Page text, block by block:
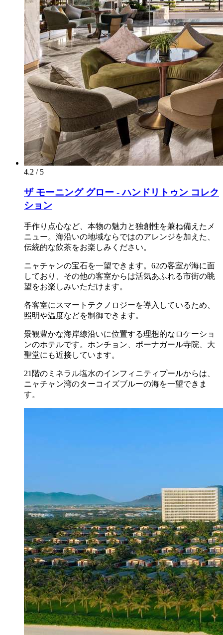
4.2 / 5
ザ モーニング グロー - ハンドリトゥン コレク
ション
手作り点心など、本物の魅力と独創性を兼ね備えたメ
ニュー。海沿いの地域ならではのアレンジを加えた、
伝統的な飲茶をお楽しみください。
ニャチャンの宝石を一望できます。62の客室が海に面
しており、その他の客室からは活気あふれる市街の眺
望をお楽しみいただけます。
各客室にスマートテクノロジーを導入しているため、
照明や温度などを制御できます。
景観豊かな海岸線沿いに位置する理想的なロケーショ
ンのホテルです。ホンチョン、ポーナガール寺院、大
聖堂にも近接しています。
21階のミネラル塩水のインフィニティプールからは、
ニャチャン湾のターコイズブルーの海を一望できま
す。